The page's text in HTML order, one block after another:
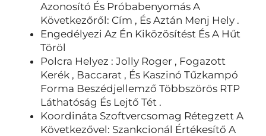
Azonosító És Próbabenyomás A
Következőről: Cím , És Aztán Menj Hely .
Engedélyezi Az Én Kiközösítést És A Hűt
Töröl
Polcra Helyez : Jolly Roger , Fogazott
Kerék , Baccarat , És Kaszinó Tűzkampó
Forma Beszédjellemző Többszörös RTP
Láthatóság És Lejtő Tét .
Koordináta Szoftvercsomag Rétegzett A
Következővel: Szankcionál Értékesítő A